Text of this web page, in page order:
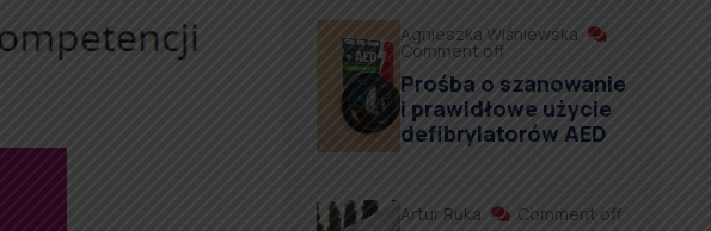
Agnieszka Wiśniewska
Comment off
Prośba o szanowanie
i prawidłowe użycie
defibrylatorów AED
Artur Ruka Comment off